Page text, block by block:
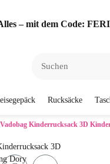
– mit dem Code:
Rucksäcke
Kinderrucksack 3D